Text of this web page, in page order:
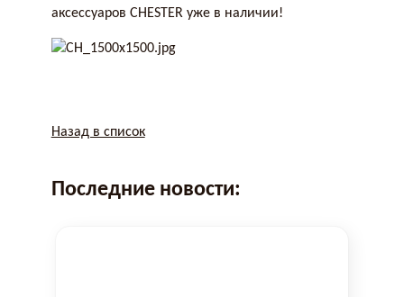
аксессуаров CHESTER уже в наличии!
Назад в список
Последние новости: